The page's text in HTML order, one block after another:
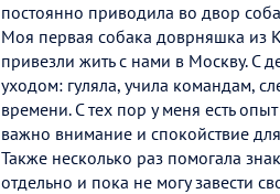
постоянно приводила во двор
Моя первая собака доврняшка из
привезли жить с нами в Москву. С
уходом: гуляла, учила командам,
времени. С тех пор у меня есть
важно внимание и спокойствие
Также несколько раз помогала
отдельно и пока не могу завести